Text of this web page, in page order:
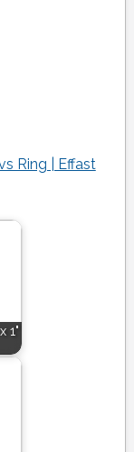
Ring | Effast
1"